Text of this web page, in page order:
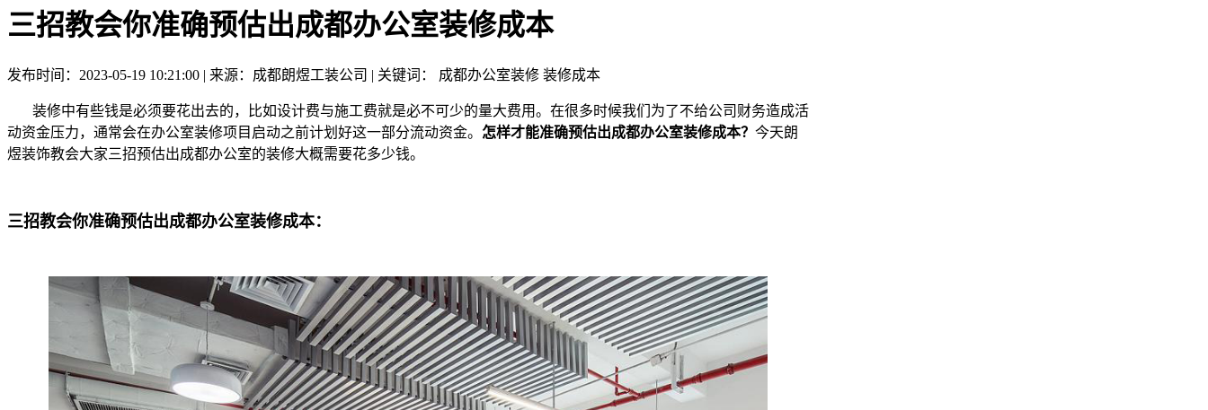
三招教会你准确预估出成都办公室装修成本
发布时间：2023-05-19 10:21:00 | 来源：成都朗煜工装公司 | 关键词： 成都办公室装修 装修成本
装修中有些钱是必须要花出去的，比如设计费与施工费就是必不可少的量大费用。在很多时候我们为了不给公司财务造成活
动资金压力，通常会在办公室装修项目启动之前计划好这一部分流动资金。 怎样才能准确预估出成都办公室装修成本？ 今天朗
煜装饰教会大家三招预估出成都办公室的装修大概需要花多少钱。
三招教会你准确预估出成都办公室装修成本：